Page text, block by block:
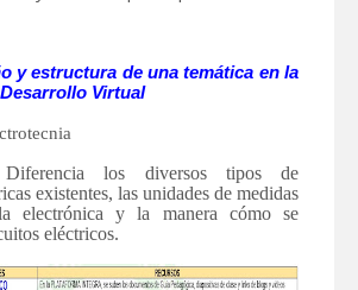
y estructura de una temática en la
Virtual
Diferencia los diversos tipos de
existentes, las unidades de medidas
electrónica y la manera cómo se
eléctricos.